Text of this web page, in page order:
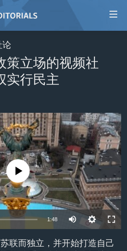
论
策立场的视频社
实行民主
currently available
1:48
联而独立，并开始打造自己